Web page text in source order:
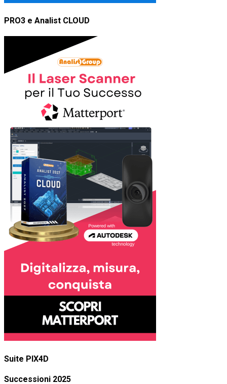
PRO3 e Analist CLOUD
Suite PIX4D
Successioni 2025